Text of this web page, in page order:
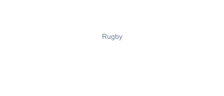
Rugby